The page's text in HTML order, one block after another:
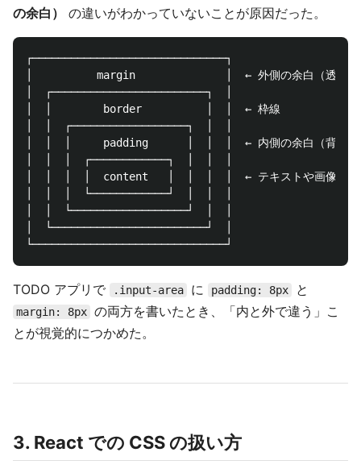
の余白）
の違いがわかっていないことが原因だった。
┌──────────────────────────────┐
│          margin              │  ← 外側の余白（透明）
│  ┌────────────────────────┐  │
│  │        border          │  │  ← 枠線
│  │  ┌──────────────────┐  │  │
│  │  │     padding      │  │  │  ← 内側の余白（背景色
│  │  │  ┌────────────┐  │  │  │
│  │  │  │  content   │  │  │  │  ← テキストや画像
│  │  │  └────────────┘  │  │  │
│  │  └──────────────────┘  │  │
│  └────────────────────────┘  │
TODO アプリで .input-area に padding: 8px と
margin: 8px の両方を書いたとき、「内と外で違う」こ
とが視覚的につかめた。
3. React での CSS の扱い方